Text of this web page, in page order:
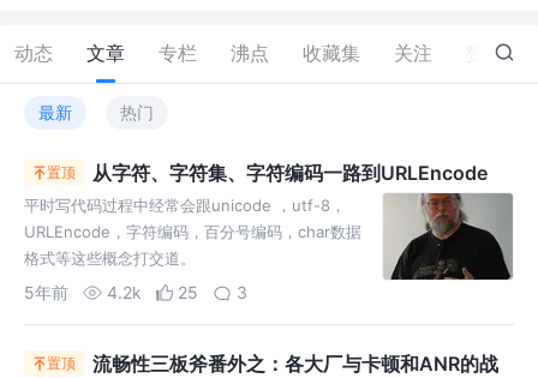
动态 文章 专栏 沸点 收藏集 关注 116
最新 热门
置顶 从字符、字符集、字符编码一路到URLEncode
平时写代码过程中经常会跟unicode ，utf-8，
URLEncode，字符编码，百分号编码，char数据
格式等这些概念打交道。
5年前 4.2k 25 3
置顶
流畅性三板斧番外之：各大厂与卡顿和ANR的战